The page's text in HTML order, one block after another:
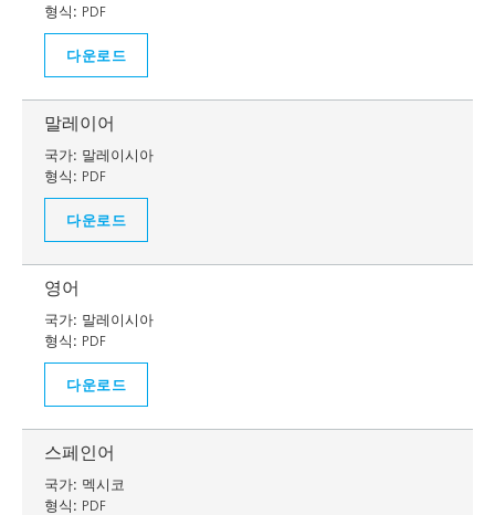
형식: PDF
다운로드
말레이어
국가: 말레이시아
형식: PDF
다운로드
영어
국가: 말레이시아
형식: PDF
다운로드
스페인어
국가: 멕시코
형식: PDF